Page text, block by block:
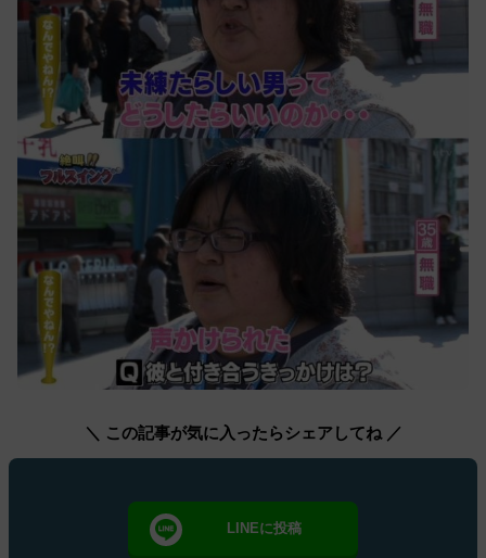
＼ この記事が気に入ったらシェアしてね ／
LINEに投稿